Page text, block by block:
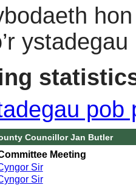
pob
Councillor Jan Butler
Meeting
Sir
Sir